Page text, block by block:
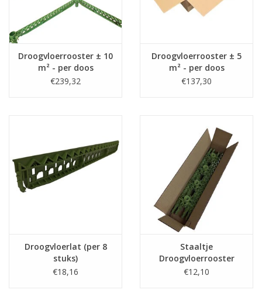
Droogvloerrooster ± 10
m² - per doos
€239,32
Droogvloerrooster ± 5
m² - per doos
€137,30
Droogvloerlat (per 8
stuks)
€18,16
Staaltje
Droogvloerrooster
(hoogteregeling 5-
€12,10